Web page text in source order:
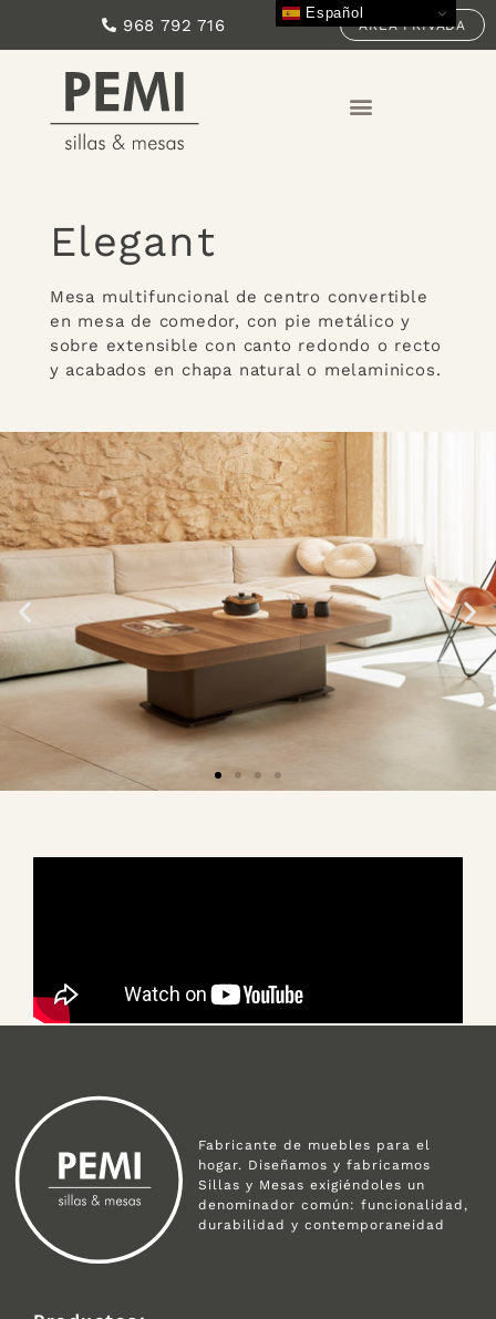
968 792 716 ÁREA PRIVADA
Elegant
Mesa multifuncional de centro convertible
en mesa de comedor, con pie metálico y
sobre extensible con canto redondo o recto
y acabados en chapa natural o melaminicos.
Fabricante de muebles para el
hogar. Diseñamos y fabricamos
Sillas y Mesas exigiéndoles un
denominador común: funcionalidad,
durabilidad y contemporaneidad
Español